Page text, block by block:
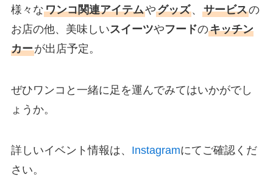
様々なワンコ関連アイテムやグッズ、 サービスの
お店の他、美味しいスイーツやフードのキッチン
カーが出店予定。
ぜひワンコと一緒に足を運んでみてはいかがでし
ょうか。
詳しいイベント情報は、 Instagramにてご確認くだ
さい。